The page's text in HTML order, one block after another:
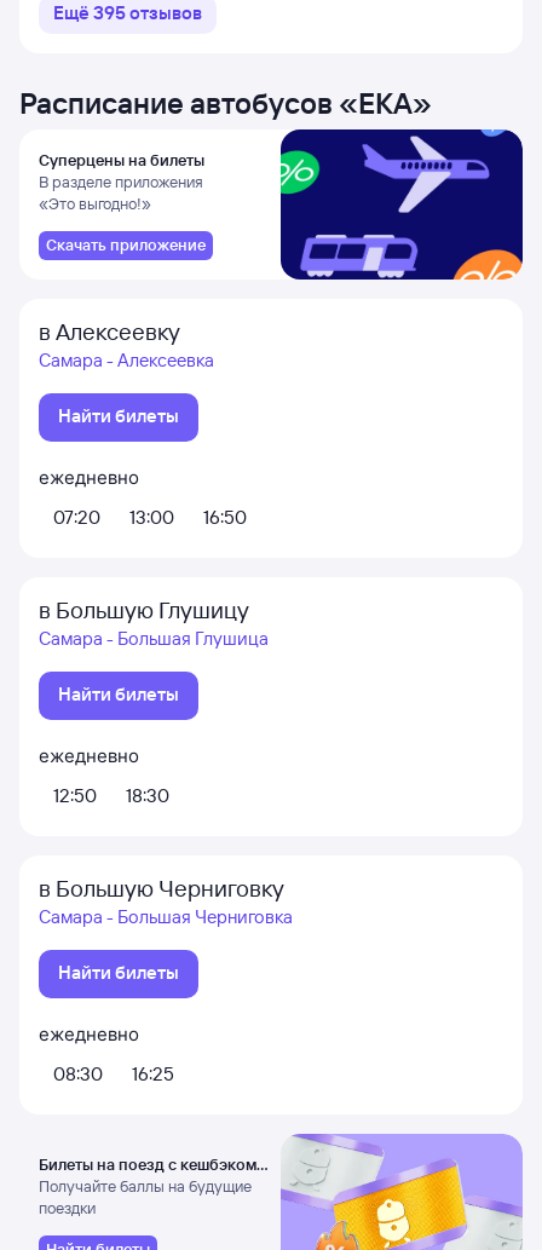
Расписание автобусов «ЕКА»
Суперцены на билеты
В разделе приложения
«Это выгодно!»
Скачать приложение
в Алексеевку
Самара - Алексеевка
Найти билеты
ежедневно
07:20
13:00 16:50
в Большую Глушицу
Самара - Большая Глушица
Найти билеты
ежедневно
12:50
18:30
в Большую Черниговку
Самара - Большая Черниговка
Найти билеты
ежедневно
08:30
16:25
Билеты на поезд с кешбэком
3%
Получайте баллы на будущие
поездки
Ещё 395отзывов